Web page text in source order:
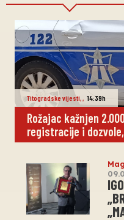
Titogradske vijesti 14:39h
Rožajac kažnjen
registracije i